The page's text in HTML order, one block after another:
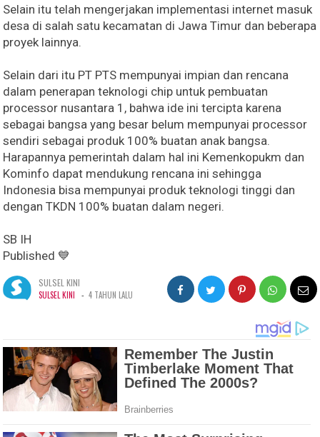
Selain itu telah mengerjakan implementasi internet masuk
desa di salah satu kecamatan di Jawa Timur dan beberapa
proyek lainnya.
Selain dari itu PT PTS mempunyai impian dan rencana
dalam penerapan teknologi chip untuk pembuatan
processor nusantara 1, bahwa ide ini tercipta karena
sebagai bangsa yang besar belum mempunyai processor
sendiri sebagai produk 100% buatan anak bangsa.
Harapannya pemerintah dalam hal ini Kemenkopukm dan
Kominfo dapat mendukung rencana ini sehingga
Indonesia bisa mempunyai produk teknologi tinggi dan
dengan TKDN 100% buatan dalam negeri.
SB IH
Published 💙
SULSEL KINI
SULSEL KINI - 4 TAHUN LALU